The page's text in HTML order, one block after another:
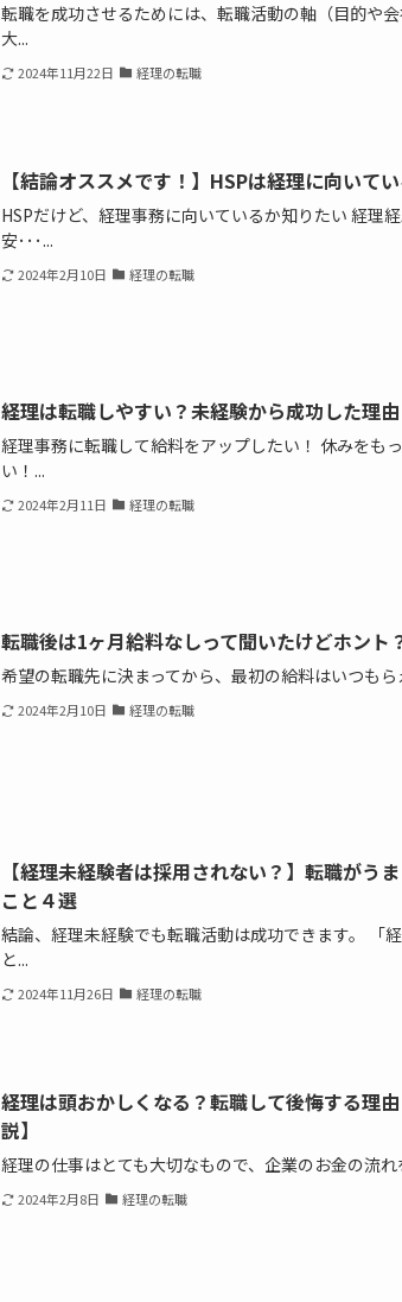
転職を成功させるためには、転職活動の軸（目的や
大...
2024年11月22日 経理の転職
【結論オススメです！】HSPは経理に向いて
HSPだけど、経理事務に向いているか知りたい 経理
安･･･...
2024年2月10日 経理の転職
経理は転職しやすい？未経験から成功した理
経理事務に転職して給料をアップしたい！ 休みをも
い！...
2024年2月11日 経理の転職
転職後は1ヶ月給料なしって聞いたけどホント
希望の転職先に決まってから、最初の給料はいつも
2024年2月10日 経理の転職
【経理未経験者は採用されない？】転職がう
こと４選
結論、経理未経験でも転職活動は成功できます。 「
と...
2024年11月26日 経理の転職
経理は頭おかしくなる？転職して後悔する理
説】
経理の仕事はとても大切なもので、企業のお金の流
2024年2月8日 経理の転職